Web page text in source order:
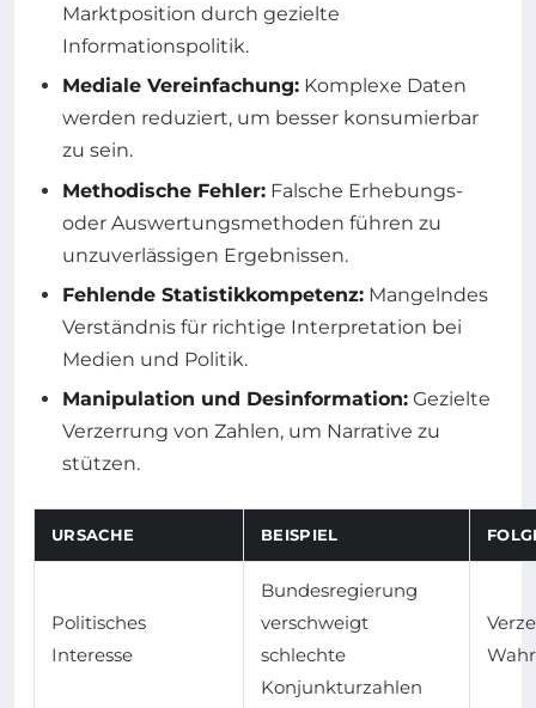
Marktposition durch gezielte
Informationspolitik.
Mediale Vereinfachung: Komplexe Daten
werden reduziert, um besser konsumierbar
zu sein.
Methodische Fehler: Falsche Erhebungs-
oder Auswertungsmethoden führen zu
unzuverlässigen Ergebnissen.
Fehlende Statistikkompetenz: Mangelndes
Verständnis für richtige Interpretation bei
Medien und Politik.
Manipulation und Desinformation: Gezielte
Verzerrung von Zahlen, um Narrative zu
stützen.
URSACHE BEISPIEL
Politisches
Interesse
Bundesregierung
verschweigt
schlechte
Konjunkturzahlen